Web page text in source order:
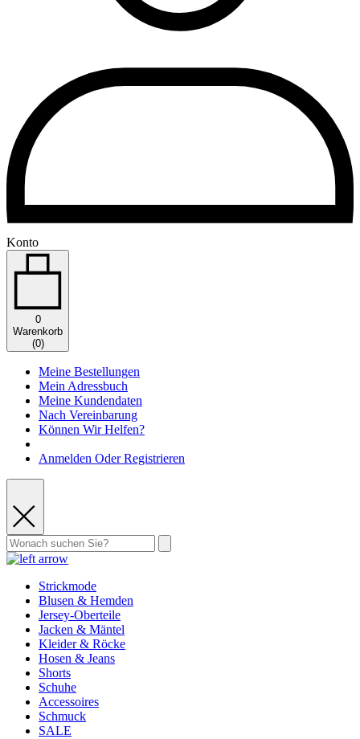
Konto
0
Warenkorb
(0)
Meine Bestellungen
Mein Adressbuch
Meine Kundendaten
Nach Vereinbarung
Können Wir Helfen?
Anmelden Oder Registrieren
Strickmode
Blusen & Hemden
Jersey-Oberteile
Jacken & Mäntel
Kleider & Röcke
Hosen & Jeans
Shorts
Schuhe
Accessoires
Schmuck
SALE